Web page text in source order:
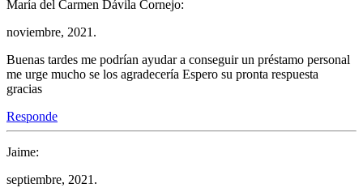
María del Carmen Dávila Cornejo:
noviembre, 2021.
Buenas tardes me podrían ayudar a conseguir un préstamo personal
me urge mucho se los agradecería Espero su pronta respuesta
gracias
Responde
Jaime:
septiembre, 2021.